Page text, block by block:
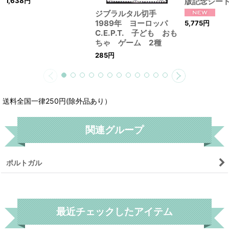
ジブラルタル切手
1989年 ヨーロッパ
C.E.P.T. 子ども おも
ちゃ ゲーム 2種
285円
5,775円
送料全国一律250円(除外品あり）
関連グループ
ポルトガル
最近チェックしたアイテム